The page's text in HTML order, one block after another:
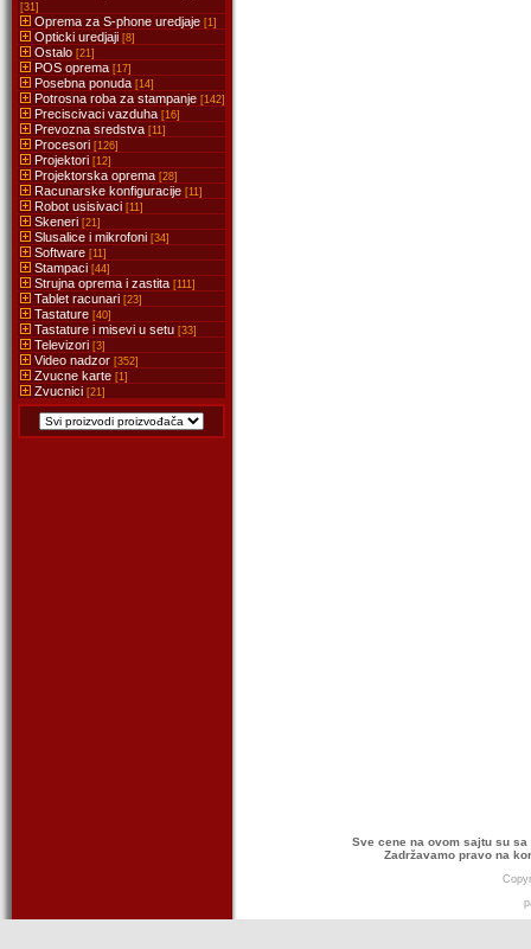
[31]
Oprema za S-phone uredjaje [1]
Opticki uredjaji [8]
Ostalo [21]
POS oprema [17]
Posebna ponuda [14]
Potrosna roba za stampanje [142]
Preciscivaci vazduha [16]
Prevozna sredstva [11]
Procesori [126]
Projektori [12]
Projektorska oprema [28]
Racunarske konfiguracije [11]
Robot usisivaci [11]
Skeneri [21]
Slusalice i mikrofoni [34]
Software [11]
Stampaci [44]
Strujna oprema i zastita [111]
Tablet racunari [23]
Tastature [40]
Tastature i misevi u setu [33]
Televizori [3]
Video nadzor [352]
Zvucne karte [1]
Zvucnici [21]
Sve cene na ovom sajtu su
Zadržavamo pravo na